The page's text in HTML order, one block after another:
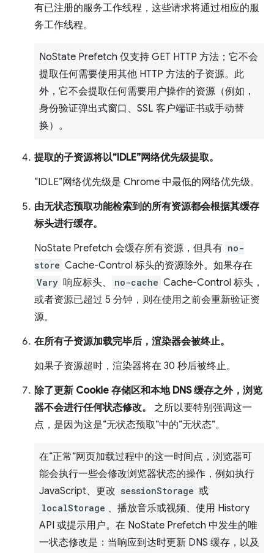
有已注册的服务工作线程，这些请求将通过相应的服
务工作线程。
NoState Prefetch 仅支持 GET HTTP 方法；它不会
提取任何需要使用其他 HTTP 方法的子资源。此
外，它不会提取任何需要用户操作的资源（例如，
身份验证弹出式窗口、SSL 客户端证书或手动替
换）。
提取的子资源将以“IDLE”网络优先级提取。
“IDLE”网络优先级是 Chrome 中最低的网络优先级。
由无状态预取功能检索到的所有资源都会根据其缓存
标头进行缓存。
NoState Prefetch 会缓存所有资源，但具有 no-
store Cache-Control 标头的资源除外。如果存在
Vary 响应标头、 no-cache Cache-Control 标头，
或者资源已超过 5 分钟，则在使用之前会重新验证资
源。
在所有子资源加载完毕后，渲染器会被终止。
如果子资源超时，渲染器将在 30 秒后被终止。
除了更新 Cookie 存储区和本地 DNS 缓存之外，浏览
器不会进行任何状态修改。
之所以要特别强调这一
点，是因为这是“无状态预取”中的“无状态”。
在“正常”网页加载过程中的这一时间点，浏览器可
能会执行一些会修改浏览器状态的操作，例如执行
JavaScript、更改 sessionStorage 或
localStorage 、播放音乐或视频、使用 History
API 或提示用户。在 NoState Prefetch 中发生的唯
一状态修改是：当响应到达时更新 DNS 缓存，以及